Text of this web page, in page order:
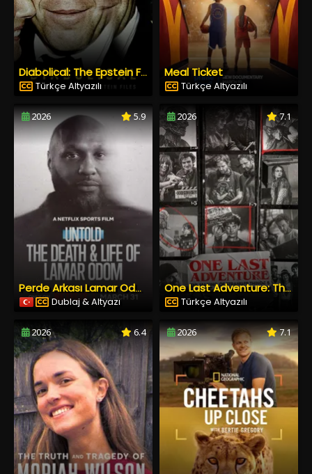
Diabolical: The Epstein Files
Türkçe Altyazılı
Meal Ticket
Türkçe Altyazılı
2026 5.9
Perde Arkası Lamar Odom’ın Ölümü ve Yaşamı
Dublaj & Altyazı
2026 7.1
One Last Adventure: The Making of Stranger Things 5
Türkçe Altyazılı
2026 6.4 2026 7.1